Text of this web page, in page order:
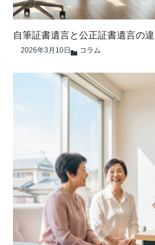
自筆証書遺言と公正証書遺言の
2026年3月10日 コラム